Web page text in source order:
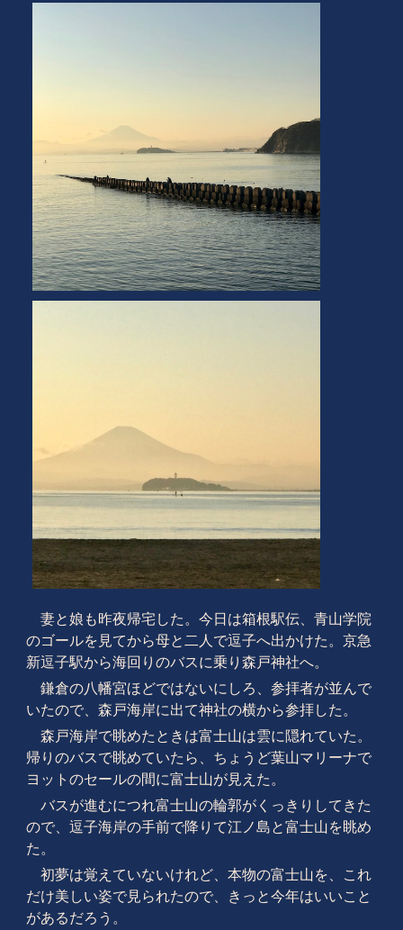
妻と娘も昨夜帰宅した。今日は箱根駅伝、青山学院
のゴールを見てから母と二人で逗子へ出かけた。京急
新逗子駅から海回りのバスに乗り森戸神社へ。
鎌倉の八幡宮ほどではないにしろ、参拝者が並んで
いたので、森戸海岸に出て神社の横から参拝した。
森戸海岸で眺めたときは富士山は雲に隠れていた。
帰りのバスで眺めていたら、ちょうど葉山マリーナで
ヨットのセールの間に富士山が見えた。
バスが進むにつれ富士山の輪郭がくっきりしてきた
ので、逗子海岸の手前で降りて江ノ島と富士山を眺め
た。
初夢は覚えていないけれど、本物の富士山を、これ
だけ美しい姿で見られたので、きっと今年はいいこと
があるだろう。